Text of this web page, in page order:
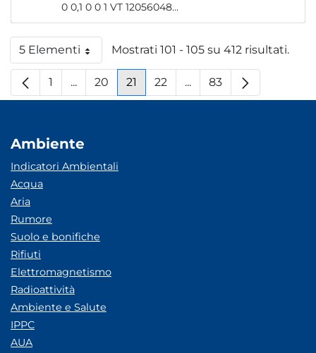
0 0,1 0 0 1 VT 12056048...
5 ElementiPer paginaMostrati 101 - 105 su 412 risultati.
Pagina
1 ...Pagine intermedie
Pagina
20 Pagina
21 Pagina
22 ...Pagine intermedie
Pagina
83
Ambiente
Indicatori Ambientali
Acqua
Aria
Rumore
Suolo e bonifiche
Rifiuti
Elettromagnetismo
Radioattività
Ambiente e Salute
IPPC
AUA